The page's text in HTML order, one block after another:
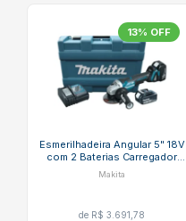
13% OFF
Esmerilhadeira Angular 5" 18V
com 2 Baterias Carregador
Bivolt e Maleta DGA504RFE
Makita
de R$ 3.691,78